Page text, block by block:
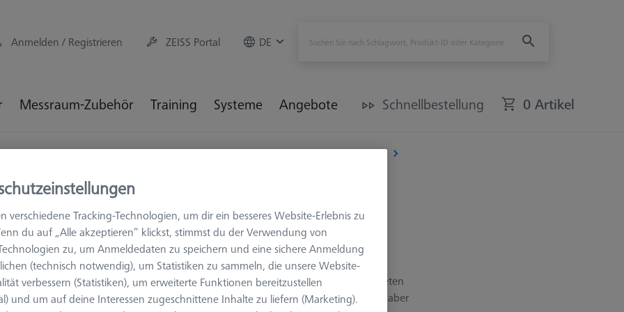
Anmelden / Registrieren ZEISS Portal DE
Messraum-Zubehör Training Systeme Angebote Schnellbestellung 0 Artikel
M5 Kohlefaser Standardverlängerungen
ZEISS REACH CFX® 1
REACH CFX® 1
verwendet. Sie können über den M5 Gewindestift oder das M5
M5 Systeme angeschlossen werden. Verlängerungen mit Durchmesser 20 mm bieten
Platzverhältnissen ist gegenüber Verlängerungen mit Durchmesser 11 mm aber
verschiedene Tracking-Technologien, um dir ein besseres Website-Erlebnis zu
du auf „Alle akzeptieren“ klickst, stimmst du der Verwendung von
zu, um Anmeldedaten zu speichern und eine sichere Anmeldung
(technisch notwendig), um Statistiken zu sammeln, die unsere Website-
verbessern (Statistiken), um erweiterte Funktionen bereitzustellen
und um auf deine Interessen zugeschnittene Inhalte zu liefern (Marketing).